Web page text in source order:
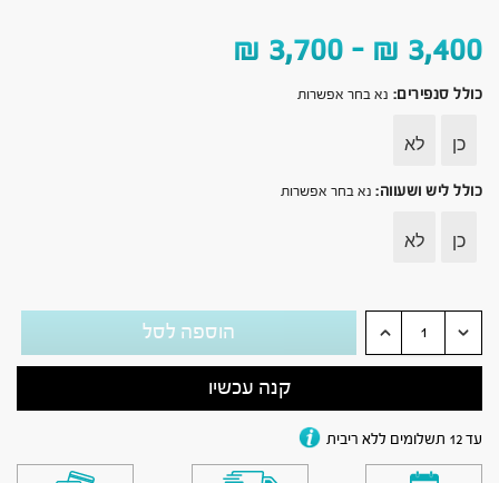
₪ 3,400
–
₪ 3,700
כולל סנפירים: נא בחר אפשרות
כן לא
כולל ליש ושעווה: נא בחר אפשרות
כן לא
הוספה לסל
קנה עכשיו
עד 12 תשלומים ללא ריבית